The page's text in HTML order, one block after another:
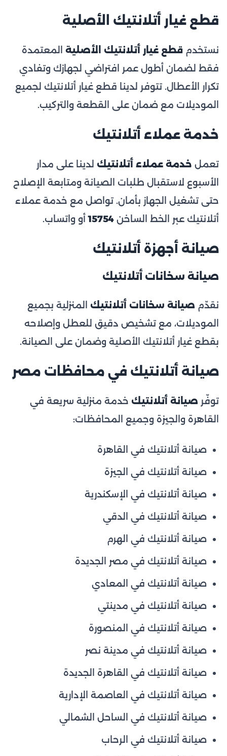
قطع غيار أتلانتيك الأصلية
نستخدم قطع غيار أتلانتيك الأصلية المعتمدة
فقط لضمان أطول عمر افتراضي لجهازك وتفادي
تكرار الأعطال. تتوفر لدينا قطع غيار أتلانتيك لجميع
الموديلات مع ضمان على القطعة والتركيب.
خدمة عملاء أتلانتيك
تعمل خدمة عملاء أتلانتيك لدينا على مدار
الأسبوع لاستقبال طلبات الصيانة ومتابعة الإصلاح
حتى تشغيل الجهاز بأمان. تواصل مع خدمة عملاء
أتلانتيك عبر الخط الساخن 15754أو واتساب.
صيانة أجهزة أتلانتيك
صيانة سخانات أتلانتيك
نقدّم صيانة سخانات أتلانتيك المنزلية بجميع
الموديلات، مع تشخيص دقيق للعطل وإصلاحه
بقطع غيار أتلانتيك الأصلية وضمان على الصيانة.
صيانة أتلانتيك في محافظات مصر
توفّر صيانة أتلانتيك خدمة منزلية سريعة في
القاهرة والجيزة وجميع المحافظات:
صيانة أتلانتيك في القاهرة
صيانة أتلانتيك في الجيزة
صيانة أتلانتيك في الإسكندرية
صيانة أتلانتيك في الدقي
صيانة أتلانتيك في الهرم
صيانة أتلانتيك في مصر الجديدة
صيانة أتلانتيك في المعادي
صيانة أتلانتيك في مدينتي
صيانة أتلانتيك في المنصورة
صيانة أتلانتيك في مدينة نصر
صيانة أتلانتيك في القاهرة الجديدة
صيانة أتلانتيك في العاصمة الإدارية
صيانة أتلانتيك في الساحل الشمالي
صيانة أتلانتيك في الرحاب